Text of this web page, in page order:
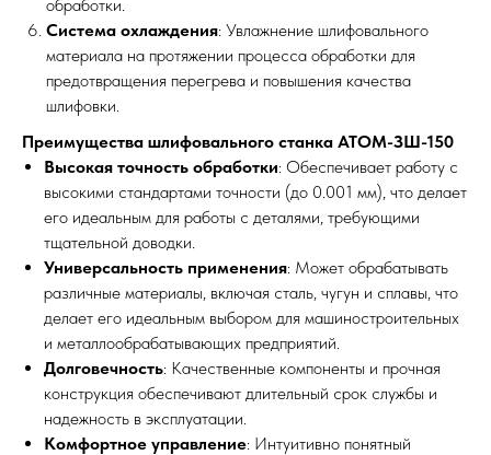
обработки.
Система охлаждения: Увлажнение шлифовального
материала на протяжении процесса обработки для
предотвращения перегрева и повышения качества
шлифовки.
Преимущества шлифовального станка АТОМ-ЗШ-150
Высокая точность обработки: Обеспечивает работу с
высокими стандартами точности (до 0.001 мм), что делает
его идеальным для работы с деталями, требующими
тщательной доводки.
Универсальность применения: Может обрабатывать
различные материалы, включая сталь, чугун и сплавы, что
делает его идеальным выбором для машиностроительных
и металлообрабатывающих предприятий.
Долговечность: Качественные компоненты и прочная
конструкция обеспечивают длительный срок службы и
надежность в эксплуатации.
Комфортное управление: Интуитивно понятный